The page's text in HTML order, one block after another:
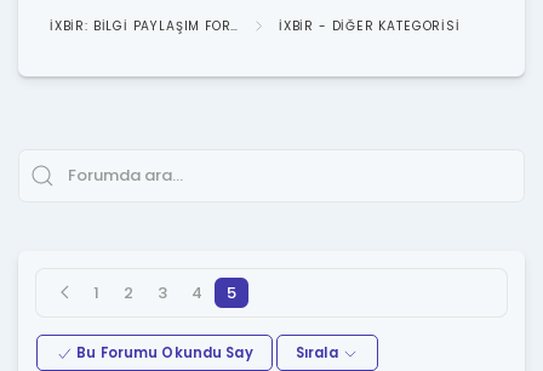
IXBIR: BILGI PAYLAŞIM FORUMU IXBIR - DIĞER KATEGORISI
1 2 3 4 5
Bu Forumu Okundu Say Sırala